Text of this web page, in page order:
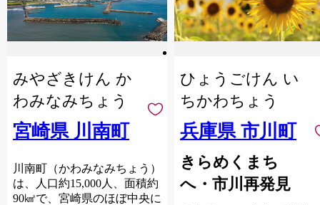
みやざきけん か
わみなみちょう
宮崎県 川南町
川南町（かわみなみちょう）
は、人口約15,000人、面積約
90㎢で、宮崎県のほぼ中央に
ひょうごけん い
ちかわちょう
兵庫県 市川町
きらめくまち
へ・市川再発見